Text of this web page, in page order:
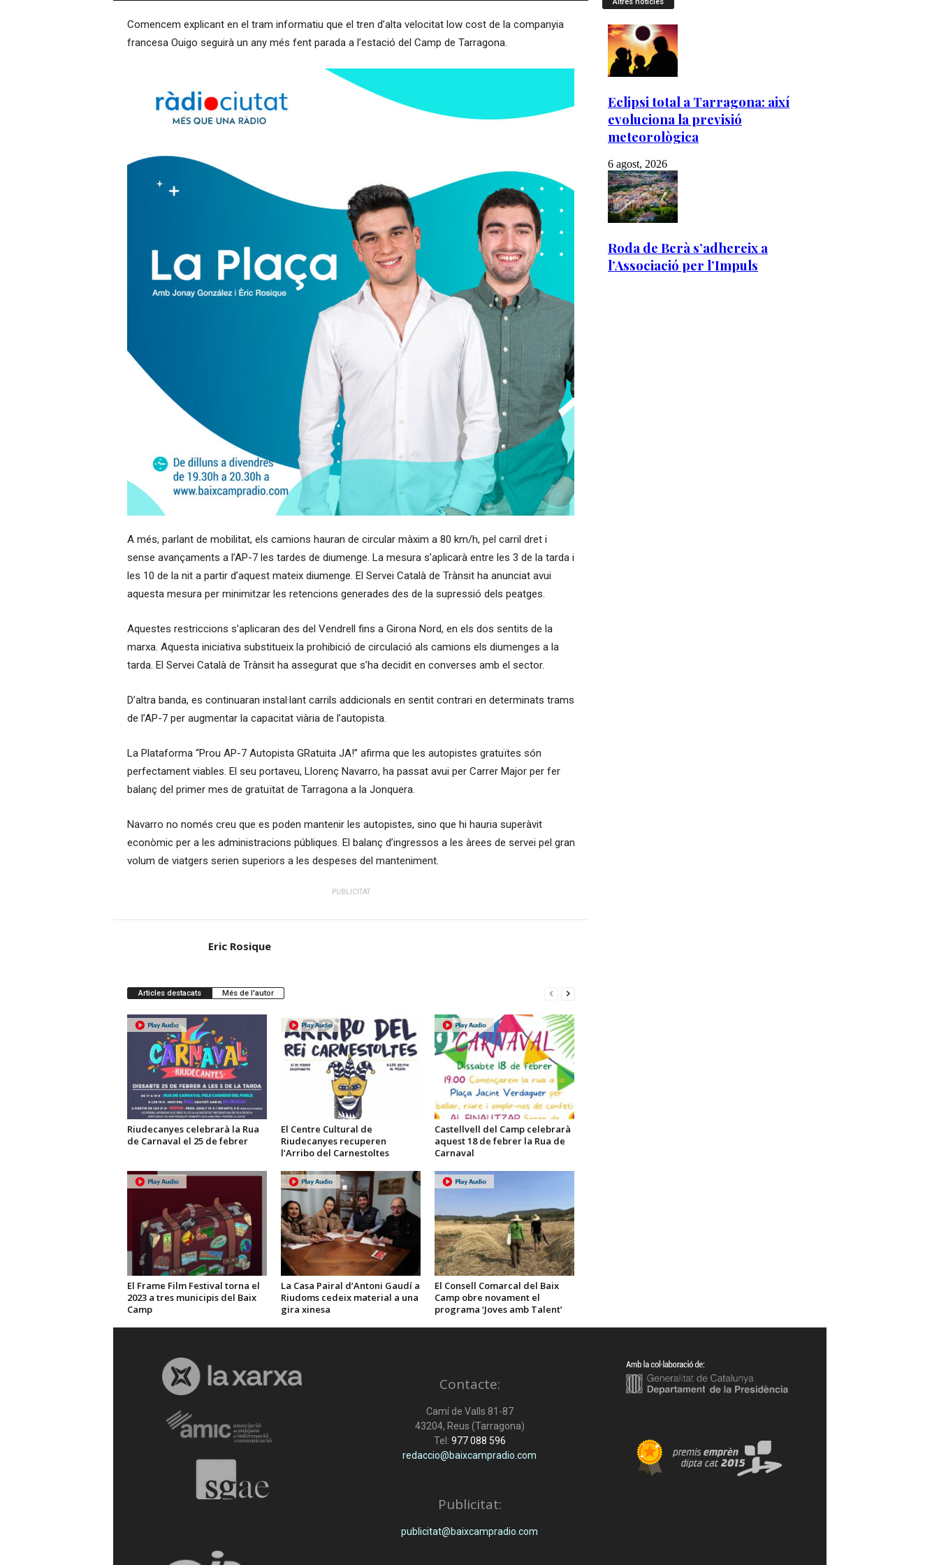
Comencem explicant en el tram informatiu que el tren d’alta velocitat low cost de la companyia
francesa Ouigo seguirà un any més fent parada a l’estació del Camp de Tarragona.
A més, parlant de mobilitat, els camions hauran de circular màxim a 80 km/h, pel carril dret i
sense avançaments a l’AP-7 les tardes de diumenge. La mesura s’aplicarà entre les 3 de la tarda i
les 10 de la nit a partir d’aquest mateix diumenge. El Servei Català de Trànsit ha anunciat avui
aquesta mesura per minimitzar les retencions generades des de la supressió dels peatges.
Aquestes restriccions s’aplicaran des del Vendrell fins a Girona Nord, en els dos sentits de la
marxa. Aquesta iniciativa substitueix la prohibició de circulació als camions els diumenges a la
tarda. El Servei Català de Trànsit ha assegurat que s’ha decidit en converses amb el sector.
D’altra banda, es continuaran instal·lant carrils addicionals en sentit contrari en determinats trams
de l’AP-7 per augmentar la capacitat viària de l’autopista.
La Plataforma “Prou AP-7 Autopista GRatuita JA!” afirma que les autopistes gratuïtes són
perfectament viables. El seu portaveu, Llorenç Navarro, ha passat avui per Carrer Major per fer
balanç del primer mes de gratuïtat de Tarragona a la Jonquera.
Navarro no només creu que es poden mantenir les autopistes, sino que hi hauria superàvit
econòmic per a les administracions públiques. El balanç d’ingressos a les àrees de servei pel gran
volum de viatgers serien superiors a les despeses del manteniment.
PUBLICITAT
Eric Rosique
Articles destacats Més de l'autor
Riudecanyes celebrarà la Rua
de Carnaval el 25 de febrer
El Centre Cultural de
Riudecanyes recuperen
l’Arribo del Carnestoltes
Castellvell del Camp celebrarà
aquest 18 de febrer la Rua de
Carnaval
El Frame Film Festival torna el
2023 a tres municipis del Baix
Camp
La Casa Pairal d’Antoni Gaudí a
Riudoms cedeix material a una
gira xinesa
El Consell Comarcal del Baix
Camp obre novament el
programa ‘Joves amb Talent’
Contacte:
Camí de Valls 81-87
43204, Reus (Tarragona)
Tel: 977 088 596
redaccio@baixcampradio.com
Publicitat:
publicitat@baixcampradio.com